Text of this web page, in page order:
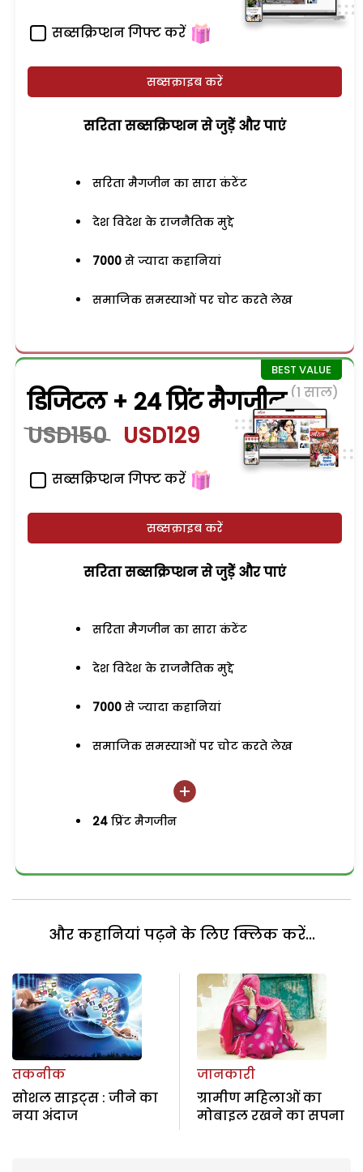
सब्सक्रिप्शन गिफ्ट करें
सब्सक्राइब करें
सरिता सब्सक्रिप्शन से जुड़ेें और पाएं
सरिता मैगजीन का सारा कंटेंट
देश विदेश के राजनैतिक मुद्दे
7000 से ज्यादा कहानियां
समाजिक समस्याओं पर चोट करते लेख
डिजिटल + 24 प्रिंट मैगजीन (1 साल)
USD150 USD129
सब्सक्रिप्शन गिफ्ट करें
सब्सक्राइब करें
सरिता सब्सक्रिप्शन से जुड़ेें और पाएं
सरिता मैगजीन का सारा कंटेंट
देश विदेश के राजनैतिक मुद्दे
7000 से ज्यादा कहानियां
समाजिक समस्याओं पर चोट करते लेख
24 प्रिंट मैगजीन
और कहानियां पढ़ने के लिए क्लिक करें...
तकनीक
सोशल साइट्स : जीने का
नया अंदाज
जानकारी
ग्रामीण महिलाओं का
मोबाइल रखने का सपना